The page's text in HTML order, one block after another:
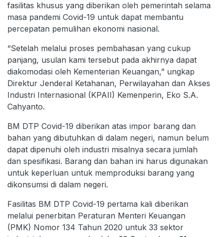
fasilitas khusus yang diberikan oleh pemerintah selama
masa pandemi Covid-19 untuk dapat membantu
percepatan pemulihan ekonomi nasional.
“Setelah melalui proses pembahasan yang cukup
panjang, usulan kami tersebut pada akhirnya dapat
diakomodasi oleh Kementerian Keuangan,” ungkap
Direktur Jenderal Ketahanan, Perwilayahan dan Akses
Industri Internasional (KPAII) Kemenperin, Eko S.A.
Cahyanto.
BM DTP Covid-19 diberikan atas impor barang dan
bahan yang dibutuhkan di dalam negeri, namun belum
dapat dipenuhi oleh industri misalnya secara jumlah
dan spesifikasi. Barang dan bahan ini harus digunakan
untuk keperluan untuk memproduksi barang yang
dikonsumsi di dalam negeri.
Fasilitas BM DTP Covid-19 pertama kali diberikan
melalui penerbitan Peraturan Menteri Keuangan
(PMK) Nomor 134 Tahun 2020 untuk 33 sektor